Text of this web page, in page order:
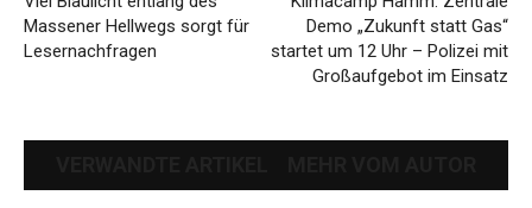
Massener Hellwegs sorgt für
Lesernachfragen
Demo „Zukunft statt Gas“
startet um 12 Uhr – Polizei mit
Großaufgebot im Einsatz